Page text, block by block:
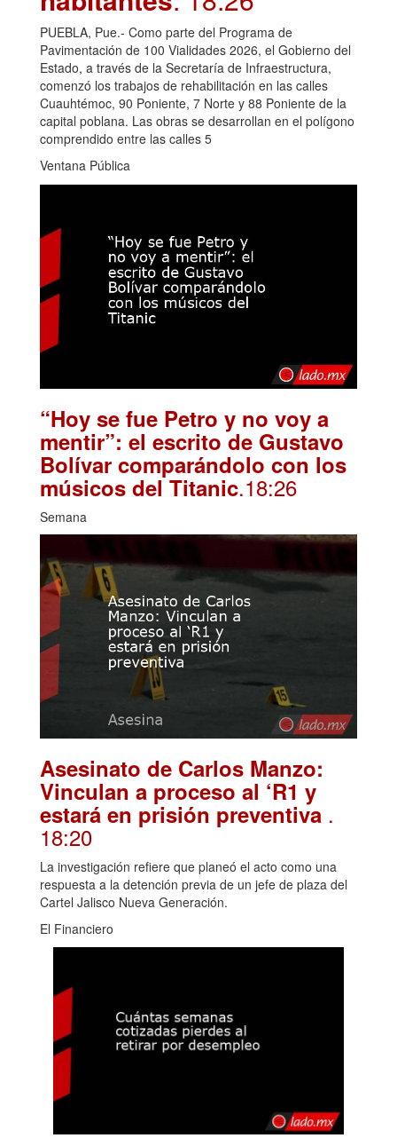
PUEBLA, Pue.- Como parte del Programa de
Pavimentación de 100 Vialidades 2026, el Gobierno del
Estado, a través de la Secretaría de Infraestructura,
comenzó los trabajos de rehabilitación en las calles
Cuauhtémoc, 90 Poniente, 7 Norte y 88 Poniente de la
capital poblana. Las obras se desarrollan en el polígono
comprendido entre las calles 5
Ventana Pública
“Hoy se fue Petro y no voy a
mentir”: el escrito de Gustavo
Bolívar comparándolo con los
músicos del Titanic.18:26
Semana
Asesinato de Carlos Manzo:
Vinculan a proceso al ‘R1 y
estará en prisión preventiva .
18:20
La investigación refiere que planeó el acto como una
respuesta a la detención previa de un jefe de plaza del
Cartel Jalisco Nueva Generación.
El Financiero